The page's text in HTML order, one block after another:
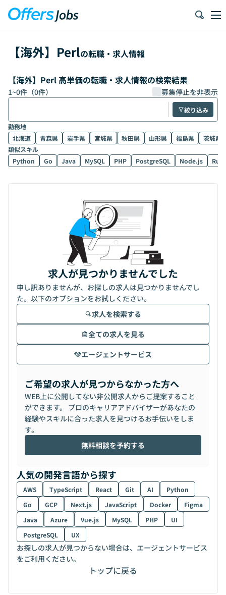
【海外】 Perlの転職・求人情報
【海外】Perl 高単価の転職・求人情報の検索結果
1~0件（0件） 募集停止を非表示
絞り込み
勤務地
北海道
青森県 岩手県 宮城県 秋田県 山形県 福島県
茨城県
類似スキル
Python
Go Java MySQL PHP PostgreSQL Node.js
求人が見つかりませんでした
申し訳ありませんが、お探しの求人は見つかりませんでし
た。以下のオプションをお試しください。
求人を検索する
全ての求人を見る
エージェントサービス
ご希望の求人が見つからなかった方へ
WEB上に公開してない非公開求人からご提案すること
ができます。 プロのキャリアアドバイザーがあなたの
経験やスキルに合った求人を見つけるお手伝いをしま
す。
無料相談を予約する
人気の開発言語から探す
AWS TypeScript React Git AI
Python
Go
GCP Next.js JavaScript Docker
Figma
Java
Azure Vue.js MySQL PHP
UI
PostgreSQL
UX
お探しの求人が見つからない場合は、エージェントサービス
をご利用ください。
トップに戻る